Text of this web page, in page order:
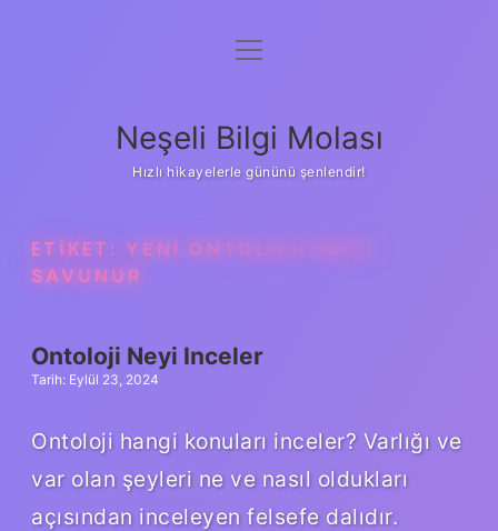
Anasayfa
Yasal Uyarı
menüyü
Neşeli Bilgi Molası
Hızlı hikayelerle gününü şenlendir!
ETIKET: YENI ONTOLOJI NEYI
SAVUNUR
Ontoloji Neyi Inceler
Tarih: Eylül 23, 2024
Ontoloji hangi konuları inceler? Varlığı ve
var olan şeyleri ne ve nasıl oldukları
açısından inceleyen felsefe dalıdır.